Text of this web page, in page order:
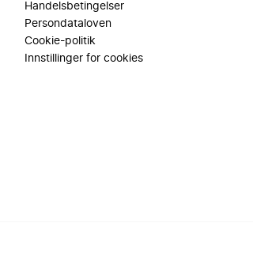
Handelsbetingelser
Persondataloven
Cookie-politik
Innstillinger for cookies